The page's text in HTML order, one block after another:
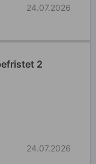
24.07.2026
2
24.07.2026